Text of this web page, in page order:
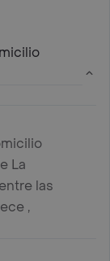
La
las
,